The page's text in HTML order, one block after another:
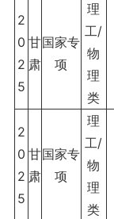
2
0
2
5
甘
肃
国家专
项
理
工/
物
理
类
2
0
2
5
甘
肃
国家专
项
理
工/
物
理
类